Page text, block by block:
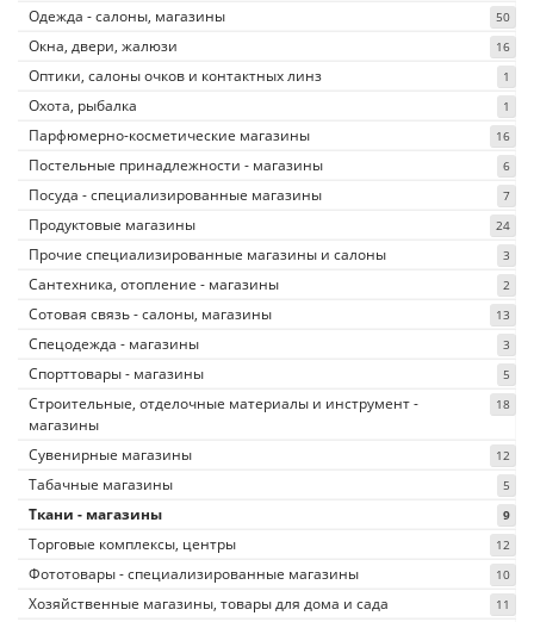
Одежда - салоны, магазины 50
Окна, двери, жалюзи 16
Оптики, салоны очков и контактных линз 1
Охота, рыбалка 1
Парфюмерно-косметические магазины 16
Постельные принадлежности - магазины 6
Посуда - специализированные магазины 7
Продуктовые магазины 24
Прочие специализированные магазины и салоны 3
Сантехника, отопление - магазины 2
Сотовая связь - салоны, магазины 13
Спецодежда - магазины 3
Спорттовары - магазины 5
Строительные, отделочные материалы и инструмент -
магазины
18
Сувенирные магазины 12
Табачные магазины 5
Ткани - магазины 9
Торговые комплексы, центры 12
Фототовары - специализированные магазины 10
Хозяйственные магазины, товары для дома и сада 11